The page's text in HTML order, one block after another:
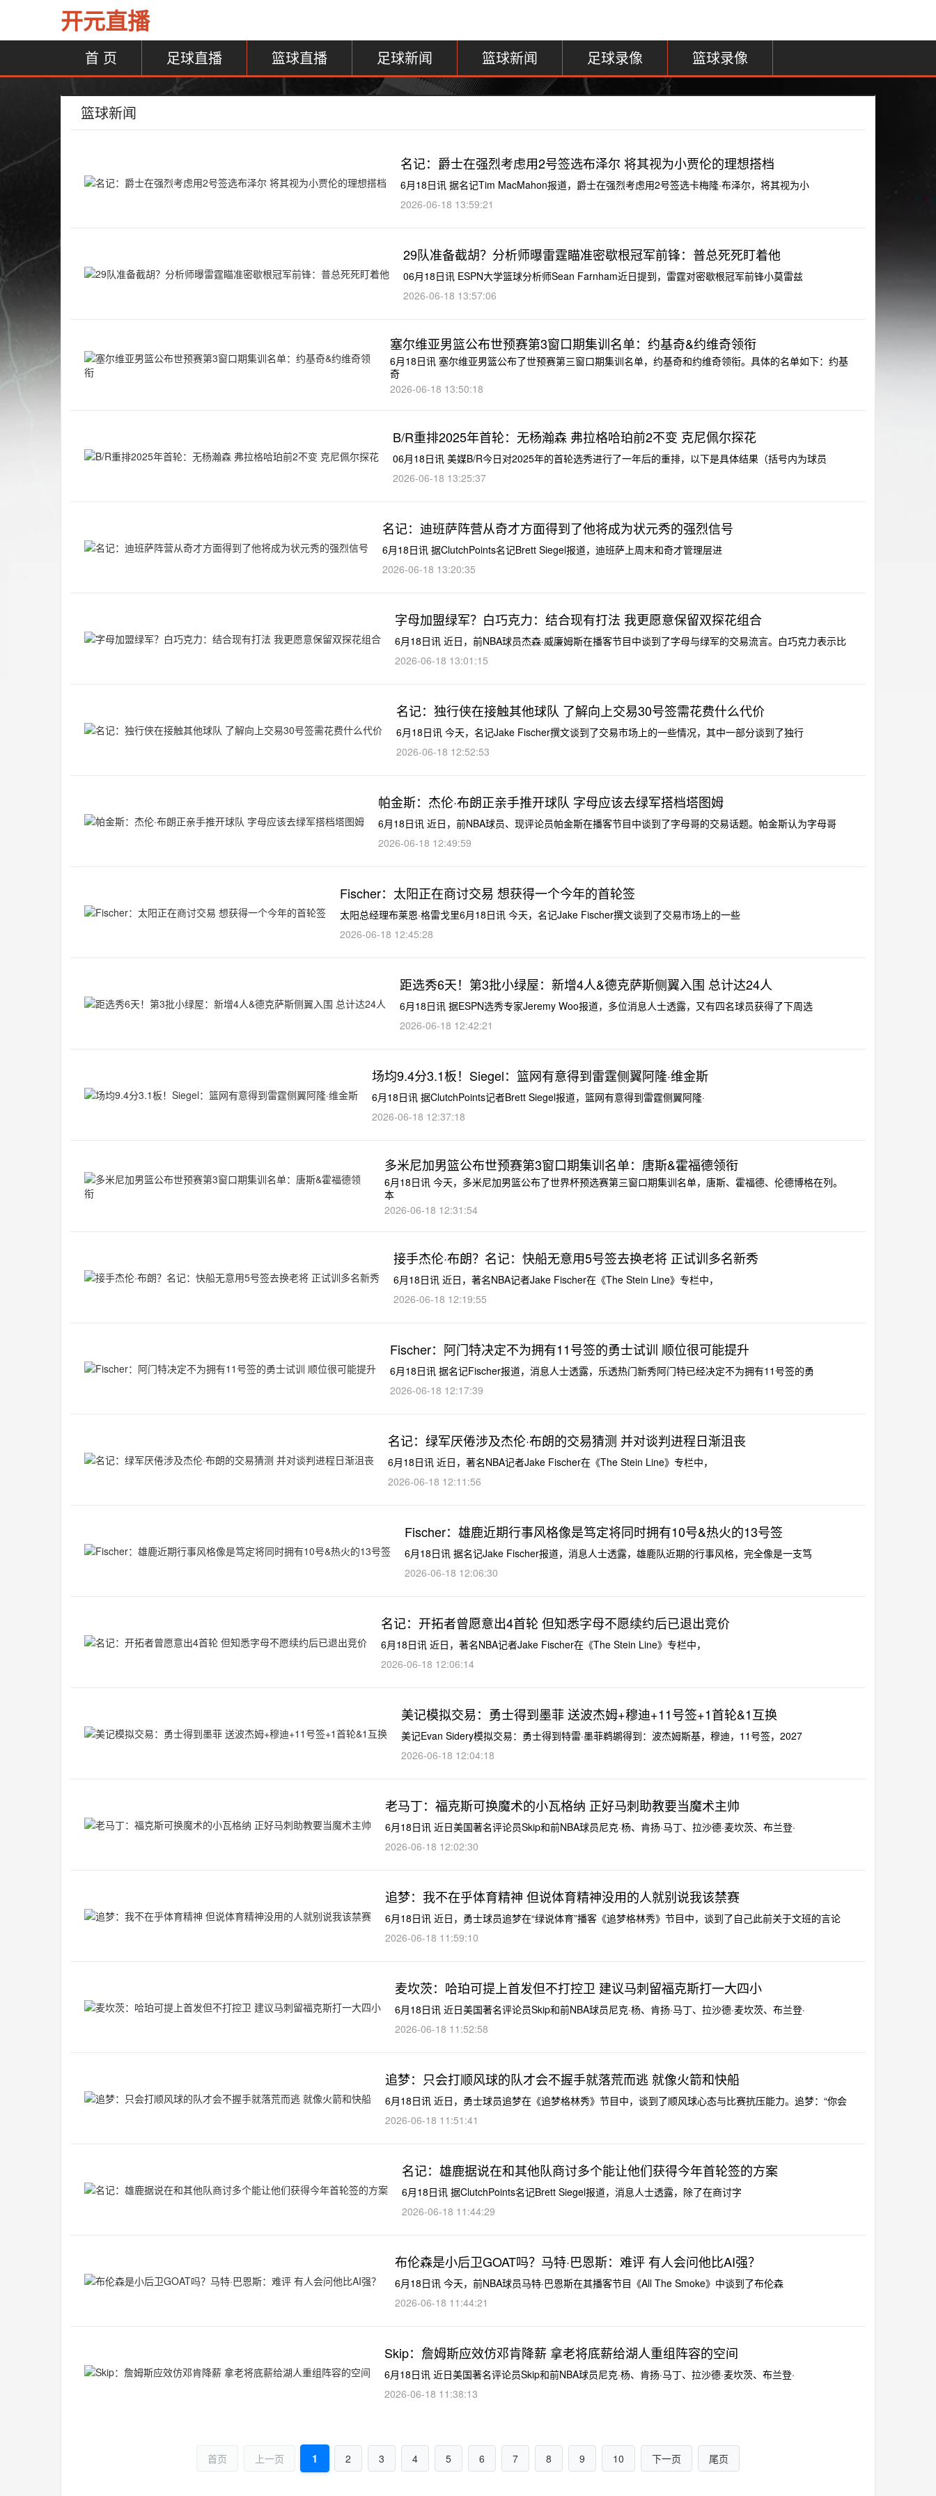
开元直播
首 页 足球直播 篮球直播 足球新闻 篮球新闻 足球录像 篮球录像
篮球新闻
名记：爵士在强烈考虑用2号签选布泽尔 将其视为小贾伦的理想搭档
6月18日讯 据名记Tim MacMahon报道，爵士在强烈考虑用2号签选卡梅隆·布泽尔，将其视为小
2026-06-18 13:59:21
29队准备截胡？分析师曝雷霆瞄准密歇根冠军前锋：普总死死盯着他
06月18日讯 ESPN大学篮球分析师Sean Farnham近日提到，雷霆对密歇根冠军前锋小莫雷兹
2026-06-18 13:57:06
塞尔维亚男篮公布世预赛第3窗口期集训名单：约基奇&约维奇领衔
6月18日讯 塞尔维亚男篮公布了世预赛第三窗口期集训名单，约基奇和约维奇领衔。具体的名单如下：约基
奇
2026-06-18 13:50:18
B/R重排2025年首轮：无杨瀚森 弗拉格哈珀前2不变 克尼佩尔探花
06月18日讯 美媒B/R今日对2025年的首轮选秀进行了一年后的重排，以下是具体结果（括号内为球员
2026-06-18 13:25:37
名记：迪班萨阵营从奇才方面得到了他将成为状元秀的强烈信号
6月18日讯 据ClutchPoints名记Brett Siegel报道，迪班萨上周末和奇才管理层进
2026-06-18 13:20:35
字母加盟绿军？白巧克力：结合现有打法 我更愿意保留双探花组合
6月18日讯 近日，前NBA球员杰森·威廉姆斯在播客节目中谈到了字母与绿军的交易流言。白巧克力表示比
2026-06-18 13:01:15
名记：独行侠在接触其他球队 了解向上交易30号签需花费什么代价
6月18日讯 今天，名记Jake Fischer撰文谈到了交易市场上的一些情况，其中一部分谈到了独行
2026-06-18 12:52:53
帕金斯：杰伦·布朗正亲手推开球队 字母应该去绿军搭档塔图姆
6月18日讯 近日，前NBA球员、现评论员帕金斯在播客节目中谈到了字母哥的交易话题。帕金斯认为字母哥
2026-06-18 12:49:59
Fischer：太阳正在商讨交易 想获得一个今年的首轮签
太阳总经理布莱恩·格雷戈里6月18日讯 今天，名记Jake Fischer撰文谈到了交易市场上的一些
2026-06-18 12:45:28
距选秀6天！第3批小绿屋：新增4人&德克萨斯侧翼入围 总计达24人
6月18日讯 据ESPN选秀专家Jeremy Woo报道，多位消息人士透露，又有四名球员获得了下周选
2026-06-18 12:42:21
场均9.4分3.1板！Siegel：篮网有意得到雷霆侧翼阿隆·维金斯
6月18日讯 据ClutchPoints记者Brett Siegel报道，篮网有意得到雷霆侧翼阿隆·
2026-06-18 12:37:18
多米尼加男篮公布世预赛第3窗口期集训名单：唐斯&霍福德领衔
6月18日讯 今天，多米尼加男篮公布了世界杯预选赛第三窗口期集训名单，唐斯、霍福德、伦德博格在列。
本
2026-06-18 12:31:54
接手杰伦·布朗？名记：快船无意用5号签去换老将 正试训多名新秀
6月18日讯 近日，著名NBA记者Jake Fischer在《The Stein Line》专栏中，
2026-06-18 12:19:55
Fischer：阿门特决定不为拥有11号签的勇士试训 顺位很可能提升
6月18日讯 据名记Fischer报道，消息人士透露，乐透热门新秀阿门特已经决定不为拥有11号签的勇
2026-06-18 12:17:39
名记：绿军厌倦涉及杰伦·布朗的交易猜测 并对谈判进程日渐沮丧
6月18日讯 近日，著名NBA记者Jake Fischer在《The Stein Line》专栏中，
2026-06-18 12:11:56
Fischer：雄鹿近期行事风格像是笃定将同时拥有10号&热火的13号签
6月18日讯 据名记Jake Fischer报道，消息人士透露，雄鹿队近期的行事风格，完全像是一支笃
2026-06-18 12:06:30
名记：开拓者曾愿意出4首轮 但知悉字母不愿续约后已退出竞价
6月18日讯 近日，著名NBA记者Jake Fischer在《The Stein Line》专栏中，
2026-06-18 12:06:14
美记模拟交易：勇士得到墨菲 送波杰姆+穆迪+11号签+1首轮&1互换
美记Evan Sidery模拟交易：勇士得到特雷·墨菲鹈鹕得到：波杰姆斯基，穆迪，11号签，2027
2026-06-18 12:04:18
老马丁：福克斯可换魔术的小瓦格纳 正好马刺助教要当魔术主帅
6月18日讯 近日美国著名评论员Skip和前NBA球员尼克·杨、肯扬·马丁、拉沙德·麦坎茨、布兰登·
2026-06-18 12:02:30
追梦：我不在乎体育精神 但说体育精神没用的人就别说我该禁赛
6月18日讯 近日，勇士球员追梦在“绿说体育”播客《追梦格林秀》节目中，谈到了自己此前关于文班的言论
2026-06-18 11:59:10
麦坎茨：哈珀可提上首发但不打控卫 建议马刺留福克斯打一大四小
6月18日讯 近日美国著名评论员Skip和前NBA球员尼克·杨、肯扬·马丁、拉沙德·麦坎茨、布兰登·
2026-06-18 11:52:58
追梦：只会打顺风球的队才会不握手就落荒而逃 就像火箭和快船
6月18日讯 近日，勇士球员追梦在《追梦格林秀》节目中，谈到了顺风球心态与比赛抗压能力。追梦：“你会
2026-06-18 11:51:41
名记：雄鹿据说在和其他队商讨多个能让他们获得今年首轮签的方案
6月18日讯 据ClutchPoints名记Brett Siegel报道，消息人士透露，除了在商讨字
2026-06-18 11:44:29
布伦森是小后卫GOAT吗？马特·巴恩斯：难评 有人会问他比AI强？
6月18日讯 今天，前NBA球员马特·巴恩斯在其播客节目《All The Smoke》中谈到了布伦森
2026-06-18 11:44:21
Skip：詹姆斯应效仿邓肯降薪 拿老将底薪给湖人重组阵容的空间
6月18日讯 近日美国著名评论员Skip和前NBA球员尼克·杨、肯扬·马丁、拉沙德·麦坎茨、布兰登·
2026-06-18 11:38:13
首页 上一页 1 2 3 4 5 6 7 8 9 10 下一页 尾页